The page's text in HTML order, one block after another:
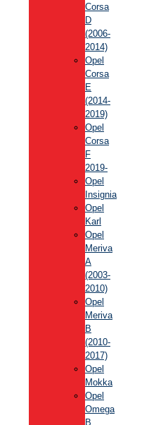
Corsa
D
(2006-
2014)
Opel
Corsa
E
(2014-
2019)
Opel
Corsa
F
2019-
Opel
Insignia
Opel
Karl
Opel
Meriva
A
(2003-
2010)
Opel
Meriva
B
(2010-
2017)
Opel
Mokka
Opel
Omega
B